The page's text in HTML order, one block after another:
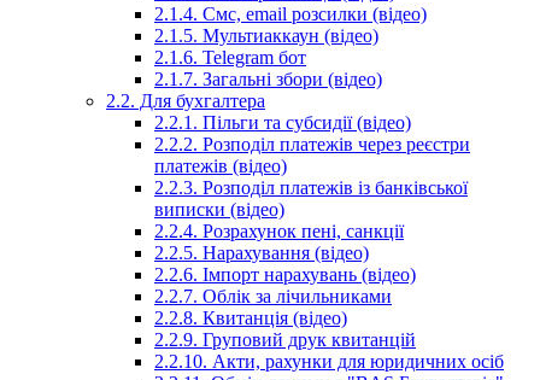
2.1.4. Смс, email розсилки (відео)
2.1.5. Мультиаккаун (відео)
2.1.6. Telegram бот
2.1.7. Загальні збори (відео)
2.2. Для бухгалтера
2.2.1. Пільги та субсидії (відео)
2.2.2. Розподіл платежів через реєстри
платежів (відео)
2.2.3. Розподіл платежів із банківської
виписки (відео)
2.2.4. Розрахунок пені, санкції
2.2.5. Нарахування (відео)
2.2.6. Імпорт нарахувань (відео)
2.2.7. Облік за лічильниками
2.2.8. Квитанція (відео)
2.2.9. Груповий друк квитанцій
2.2.10. Акти, рахунки для юридичних осіб